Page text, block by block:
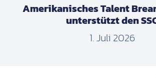
Amerikanisches Talent
unterstützt den
1. Juli 2026